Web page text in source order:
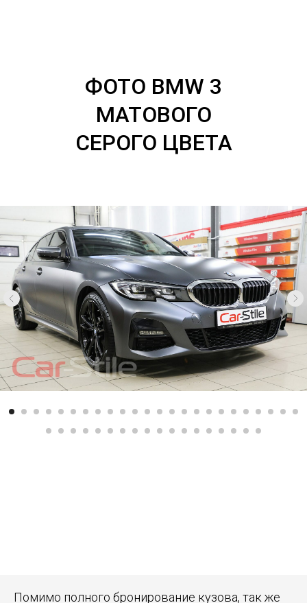
ФОТО BMW 3
МАТОВОГО
СЕРОГО ЦВЕТА
Помимо полного бронирование кузова, так же